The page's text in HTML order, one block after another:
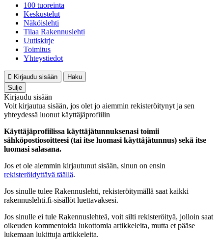
100 tuoreinta
Keskustelut
Näköislehti
Tilaa Rakennuslehti
Uutiskirje
Toimitus
Yhteystiedot
Kirjaudu sisään
Haku
Sulje
Kirjaudu sisään
Voit kirjautua sisään, jos olet jo aiemmin rekisteröitynyt ja sen
yhteydessä luonut käyttäjäprofiilin
Käyttäjäprofiilissa käyttäjätunnuksenasi toimii
sähköpostiosoitteesi (tai itse luomasi käyttäjätunnus) sekä itse
luomasi salasana.
Jos et ole aiemmin kirjautunut sisään, sinun on ensin
rekisteröidyttävä täällä.
Jos sinulle tulee Rakennuslehti, rekisteröitymällä saat kaikki
rakennuslehti.fi-sisällöt luettavaksesi.
Jos sinulle ei tule Rakennuslehteä, voit silti rekisteröityä, jolloin saat
oikeuden kommentoida lukottomia artikkeleita, mutta et pääse
lukemaan lukittuja artikkeleita.